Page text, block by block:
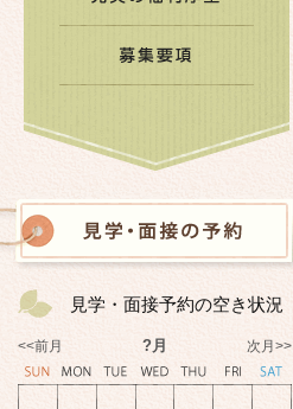
見学・面接予約の空き状況
<<前月 ?月 次月>>